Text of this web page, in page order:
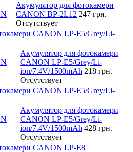
Акумулятор для фотокамери
CANON BP-2L12 247 грн.
Отсутствует
CANON LP-E5/Grey/Li-
Акумулятор для фотокамери
CANON LP-E5/Grey/Li-
ion/7.4V/1500mAh 218 грн.
Отсутствует
CANON LP-E5/Grey/Li-
Акумулятор для фотокамери
CANON LP-E5/Grey/Li-
ion/7.4V/1500mAh 428 грн.
Отсутствует
CANON LP-E8